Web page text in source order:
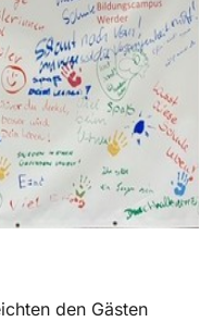
den Gästen